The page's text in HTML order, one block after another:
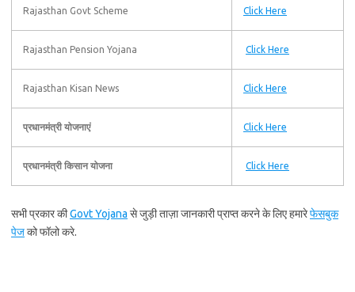
Rajasthan Govt Scheme Click Here
Rajasthan Pension Yojana Click Here
Rajasthan Kisan News Click Here
प्रधानमंत्री योजनाएं Click Here
प्रधानमंत्री किसान योजना Click Here
सभी प्रकार कीGovt Yojana से जुड़ी ताज़ा जानकारी प्राप्त करने के लिए हमारेफेसबुक
पेजको फॉलो करे.